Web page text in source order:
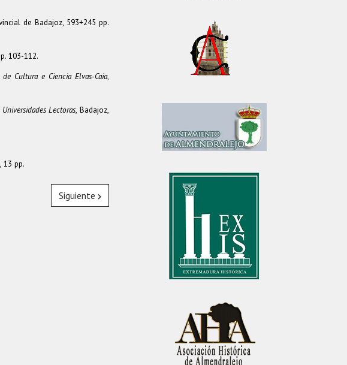
de Badajoz, 593+245 pp.
103-112.
Cultura e Ciencia Elvas-Caia,
Lectoras, Badajoz,
13 pp.
Siguiente